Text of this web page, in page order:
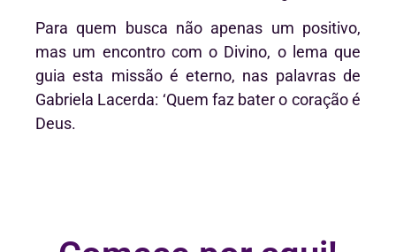
Para quem busca não apenas um positivo,
mas um encontro com o Divino, o lema que
guia esta missão é eterno, nas palavras de
Gabriela Lacerda: ‘Quem faz bater o coração é
Deus.